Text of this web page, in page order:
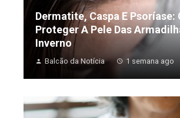
Dermatite, Caspa E Psoríase:
Proteger A Pele Das
Inverno
Balcão da Notícia 1 semana ago